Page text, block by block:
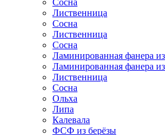
Сосна
Лиственница
Сосна
Лиственница
Сосна
Ламинированная фанера
Ламинированная фанера
Лиственница
Сосна
Ольха
Липа
Калевала
ФСФ из берёзы